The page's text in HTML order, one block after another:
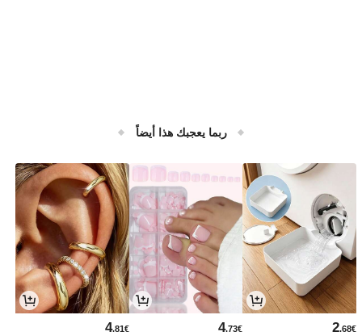
ربما يعجبك هذا أيضاً
2.68€
4.73€
4.81€